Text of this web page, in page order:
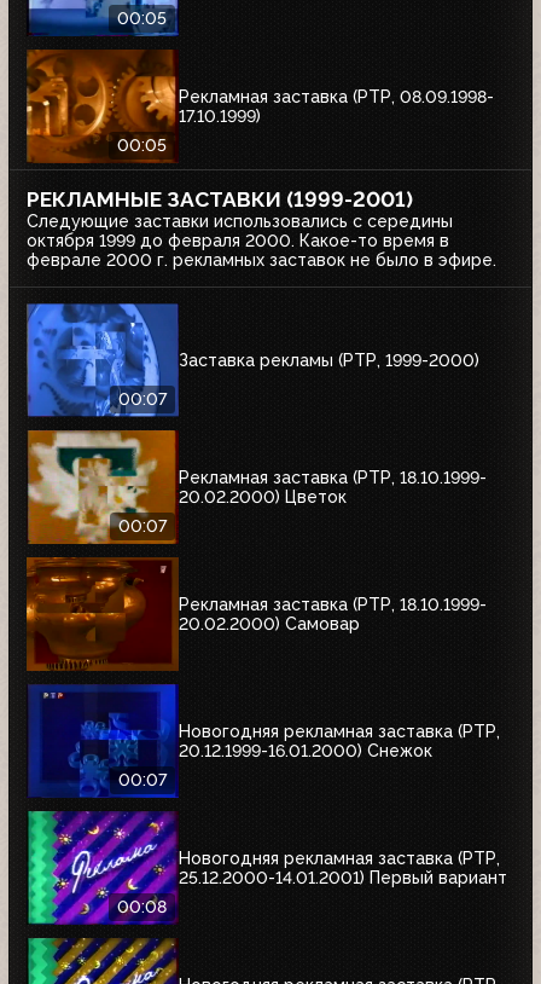
00:05
00:05
Рекламная заставка (РТР, 08.09.1998-
17.10.1999)
РЕКЛАМНЫЕ ЗАСТАВКИ (1999-2001)
Следующие заставки использовались с середины
октября 1999 до февраля 2000. Какое-то время в
феврале 2000 г. рекламных заставок не было в эфире.
00:07
Заставка рекламы (РТР, 1999-2000)
00:07
Рекламная заставка (РТР, 18.10.1999-
20.02.2000) Цветок
Рекламная заставка (РТР, 18.10.1999-
20.02.2000) Самовар
00:07
Новогодняя рекламная заставка (РТР,
20.12.1999-16.01.2000) Снежок
00:08
Новогодняя рекламная заставка (РТР,
25.12.2000-14.01.2001) Первый вариант